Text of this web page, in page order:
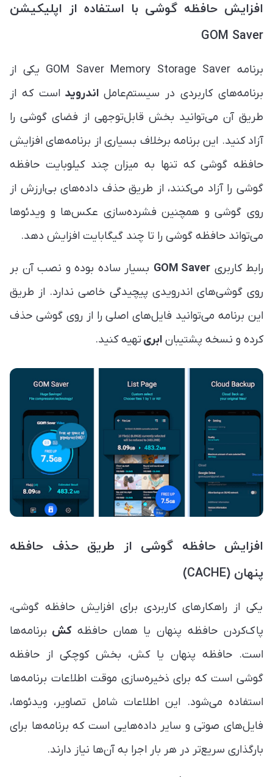
افزایش حافظه گوشی ‏با استفاده از اپلیکیشن
GOM Saver
برنامه GOM Saver Memory Storage Saver یکی از
برنامه‌های کاربردی در سیستم‌عاملاندروید است که از
طریق آن می‌توانید بخش قابل‌توجهی از فضای گوشی را
آزاد کنید. این برنامه برخلاف بسیاری از برنامه‌های افزایش‌
حافظه گوشی که تنها به میزان چند کیلوبایت حافظه
گوشی را آزاد می‌کنند، از طریق حذف داده‌های بی‌ارزش از
روی گوشی و همچنین فشرده‌سازی عکس‌ها و ویدئوها
می‌تواند حافظه گوشی را تا چند گیگابایت افزایش دهد.
رابط کاربری GOM Saver بسیار ساده بوده و نصب آن بر
روی گوشی‌های اندرویدی پیچیدگی خاصی ندارد. از طریق
این برنامه می‌توانید فایل‌های اصلی را از روی گوشی حذف
کرده و نسخه پشتیبان ابری تهیه کنید.
افزایش حافظه گوشی ‏از طریق حذف حافظه
پنهان (CACHE)
یکی از راهکارهای کاربردی برای افزایش حافظه گوشی،
پاک‌کردن حافظه پنهان یا همان حافظهکش برنامه‌ها
است. حافظه پنهان یا کش، بخش کوچکی از حافظه
گوشی است که برای ذخیره‌سازی موقت اطلاعات برنامه‌ها
استفاده می‌شود. این اطلاعات شامل تصاویر، ویدئوها،
فایل‌های صوتی و سایر داده‌هایی است که برنامه‌ها برای
بارگذاری سریع‌تر در هر بار اجرا به آن‌ها نیاز دارند.